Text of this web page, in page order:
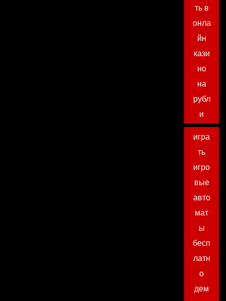
ть в
онла
йн
кази
но
на
рубл
и
игра
ть
игро
вые
авто
мат
ы
бесп
латн
о
дем